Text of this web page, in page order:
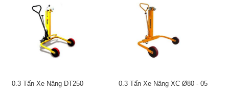
công
nghiệp
chuyển
Bảo
quản
0.3 Tấn Xe Nâng DT250 0.3 Tấn Xe Nâng XC Ø80 - 05